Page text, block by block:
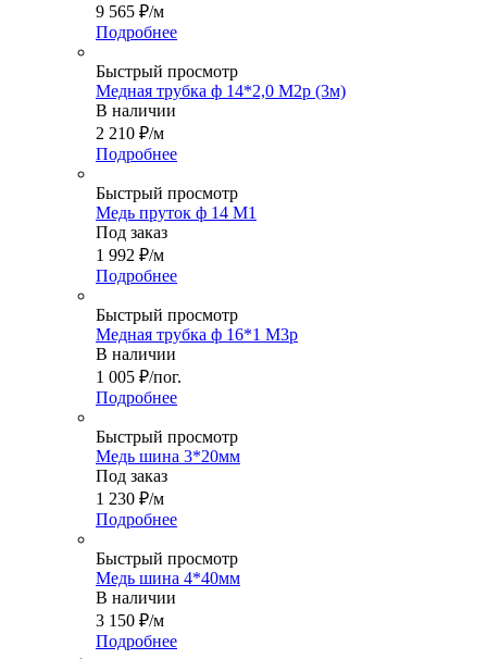
9 565 ₽/м
Подробнее
Быстрый просмотр
Медная трубка ф 14*2,0 М2р (3м)
В наличии
2 210 ₽/м
Подробнее
Быстрый просмотр
Медь пруток ф 14 М1
Под заказ
1 992 ₽/м
Подробнее
Быстрый просмотр
Медная трубка ф 16*1 М3р
В наличии
1 005 ₽/пог.
Подробнее
Быстрый просмотр
Медь шина 3*20мм
Под заказ
1 230 ₽/м
Подробнее
Быстрый просмотр
Медь шина 4*40мм
В наличии
3 150 ₽/м
Подробнее